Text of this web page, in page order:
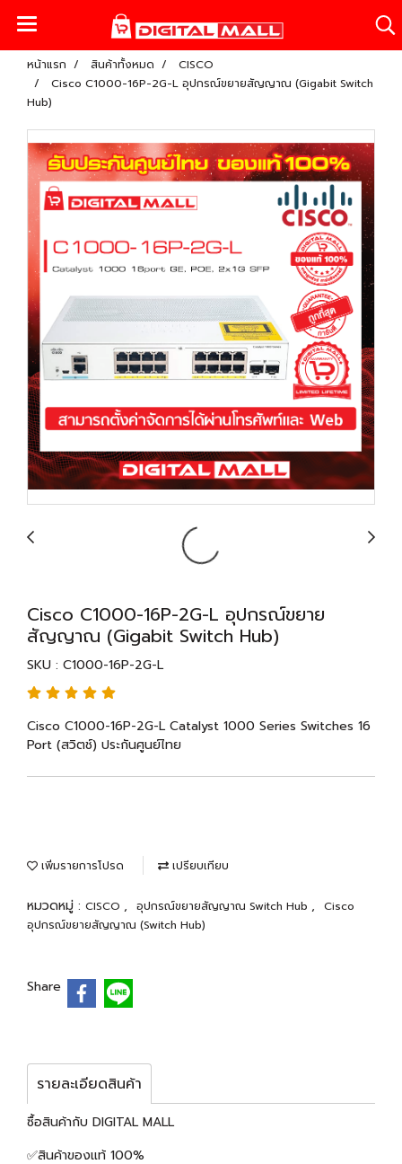
หน้าแรก สินค้าทั้งหมด
CISCO
Cisco C1000-16P-2G-L อุปกรณ์ขยายสัญญาณ (Gigabit Switch
Hub)
Cisco C1000-16P-2G-L อุปกรณ์ขยาย
สัญญาณ (Gigabit Switch Hub)
SKU : C1000-16P-2G-L
Cisco C1000-16P-2G-L Catalyst 1000 Series Switches 16
Port (สวิตช์) ประกันศูนย์ไทย
เพิ่มรายการโปรด เปรียบเทียบ
หมวดหมู่ : CISCO , อุปกรณ์ขยายสัญญาณ Switch Hub ,
Cisco
อุปกรณ์ขยายสัญญาณ (Switch Hub)
Share
รายละเอียดสินค้า
ซื้อสินค้ากับ DIGITAL MALL
✅สินค้าของแท้ 100%